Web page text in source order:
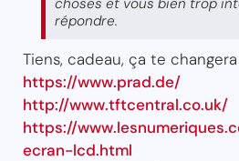
choses et vous bien trop
répondre.
Tiens, cadeau, ça te
https://www.prad.de/
http://www.tftcentral.co.uk/
https://
ecran-lcd.html